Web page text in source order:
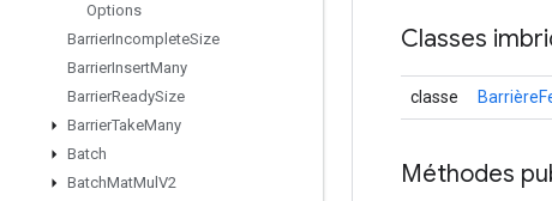
Options
BarrierIncompleteSize
BarrierInsertMany
BarrierReadySize
BarrierTakeMany
Batch
BatchMatMul V2
Classes
classe
Méthodes